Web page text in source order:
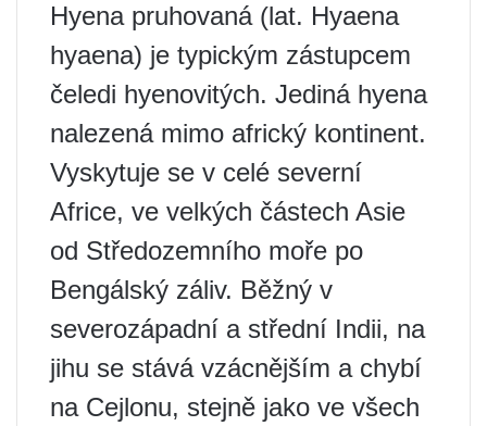
Hyena pruhovaná (lat. Hyaena
hyaena) je typickým zástupcem
čeledi hyenovitých. Jediná hyena
nalezená mimo africký kontinent.
Vyskytuje se v celé severní
Africe, ve velkých částech Asie
od Středozemního moře po
Bengálský záliv. Běžný v
severozápadní a střední Indii, na
jihu se stává vzácnějším a chybí
na Cejlonu, stejně jako ve všech